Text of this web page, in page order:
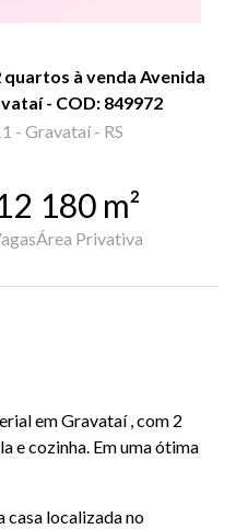
quartos à venda Avenida
- COD: 849972
- Gravataí - RS
180 m²
Área Privativa
em Gravataí , com 2
e cozinha. Em uma ótima
casa localizada no